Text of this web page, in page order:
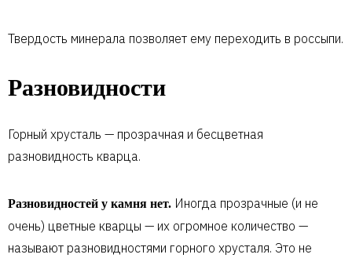
Твердость минерала позволяет ему переходить в россыпи.
Разновидности
Горный хрусталь — прозрачная и бесцветная
разновидность кварца.
Разновидностей у камня нет. Иногда прозрачные (и не
очень) цветные кварцы — их огромное количество —
называют разновидностями горного хрусталя. Это не